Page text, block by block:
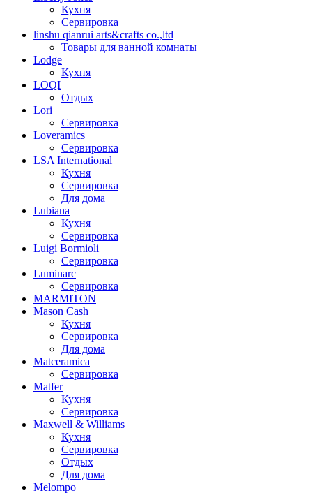
Кухня
Сервировка
linshu qianrui arts&crafts co.,ltd
Товары для ванной комнаты
Lodge
Кухня
LOQI
Отдых
Lori
Сервировка
Loveramics
Сервировка
LSA International
Кухня
Сервировка
Для дома
Lubiana
Кухня
Сервировка
Luigi Bormioli
Сервировка
Luminarc
Сервировка
MARMITON
Mason Cash
Кухня
Сервировка
Для дома
Matceramica
Сервировка
Matfer
Кухня
Сервировка
Maxwell & Williams
Кухня
Сервировка
Отдых
Для дома
Melompo